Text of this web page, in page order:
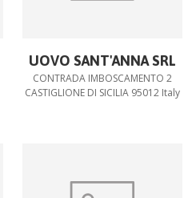
UOVO SANT'ANNA SRL
CONTRADA IMBOSCAMENTO 2
CASTIGLIONE DI SICILIA 95012 Italy